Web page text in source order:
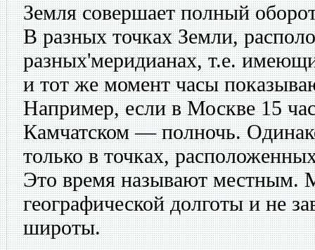
Земля совершает полный
В разных точках Земли,
разных'меридианах, т.е.
и тот же момент часы
Например, если в Москве 15
Камчатском — полночь.
только в точках,
Это время называют местным.
географической долготы и не
широты.